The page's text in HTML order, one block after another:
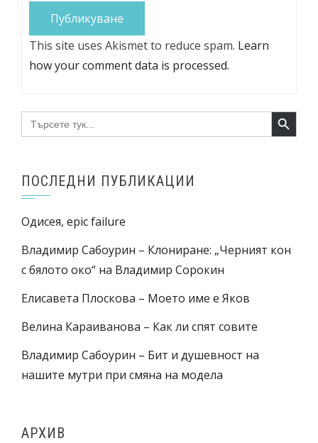
This site uses Akismet to reduce spam. Learn
how your comment data is processed.
Search
for:
Search Button
ПОСЛЕДНИ ПУБЛИКАЦИИ
Одисея, epic failure
Владимир Сабоурин – Клониране: „Черният кон
с бялото око“ на Владимир Сорокин
Елисавета Плоскова – Моето име е Яков
Велина Караиванова – Как ли спят совите
Владимир Сабоурин – Бит и душевност на
нашите мутри при смяна на модела
АРХИВ